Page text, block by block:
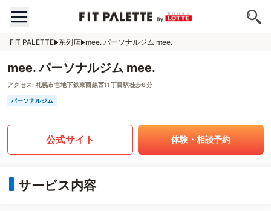
FIT PALETTE 系列店 mee. パーソナルジム mee.
mee. パーソナルジム mee.
アクセス: 札幌市営地下鉄東西線西11丁目駅徒歩6分
パーソナルジム
公式サイト 体験・相談予約
サービス内容